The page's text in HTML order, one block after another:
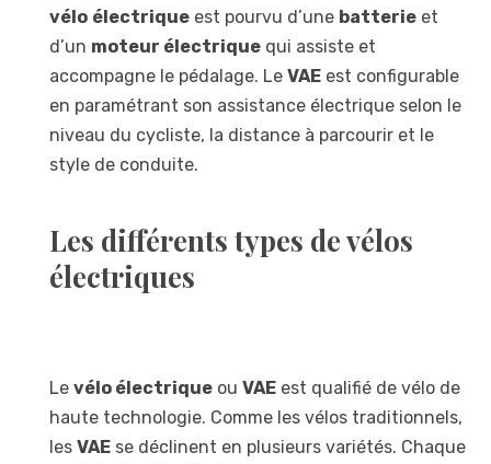
vélo électrique est pourvu d’une batterie et
d’un moteur électrique qui assiste et
accompagne le pédalage. Le VAE est configurable
en paramétrant son assistance électrique selon le
niveau du cycliste, la distance à parcourir et le
style de conduite.
Les différents types de vélos
électriques
Le vélo électrique ou VAE est qualifié de vélo de
haute technologie. Comme les vélos traditionnels,
les VAE se déclinent en plusieurs variétés. Chaque